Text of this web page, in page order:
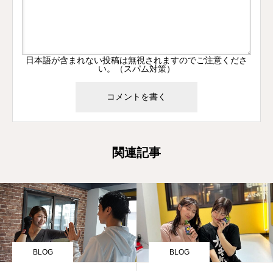
日本語が含まれない投稿は無視されますのでご注意くださ
い。（スパム対策）
関連記事
BLOG BLOG